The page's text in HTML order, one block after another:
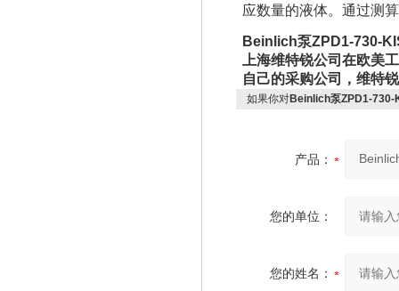
应数量的液体。通过测
Beinlich泵ZPD1-730-
上海维特锐公司在欧美
自己的采购公司，维特
如果你对Beinlich泵ZPD1-730-
产品：
您的单位：
您的姓名：